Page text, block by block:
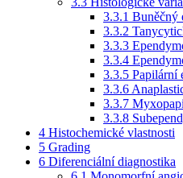
3.3.1 Buněčný
3.3.2
3.3.3
3.3.4
3.3.5 Papilární
3.3.6
3.3.7
3.3.8
4 Histochemické vlastnosti
5 Grading
6 Diferenciální diagnostika